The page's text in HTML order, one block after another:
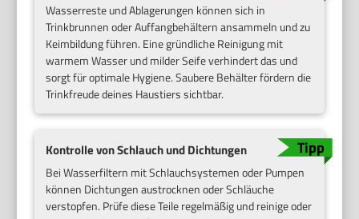
Wasserreste und Ablagerungen können sich in
Trinkbrunnen oder Auffangbehältern ansammeln und zu
Keimbildung führen. Eine gründliche Reinigung mit
warmem Wasser und milder Seife verhindert das und
sorgt für optimale Hygiene. Saubere Behälter fördern die
Trinkfreude deines Haustiers sichtbar.
Kontrolle von Schlauch und Dichtungen
Bei Wasserfiltern mit Schlauchsystemen oder Pumpen
können Dichtungen austrocknen oder Schläuche
verstopfen. Prüfe diese Teile regelmäßig und reinige oder